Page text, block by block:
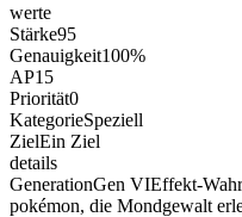
werte
Stärke95
Genauigkeit100%
AP15
Priorität0
KategorieSpeziell
ZielEin Ziel
details
GenerationGen VIEffekt-
pokémon, die Mondgewalt